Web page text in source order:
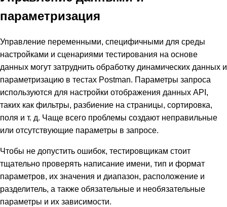
параметризация
Управление переменными, специфичными для среды
настройками и сценариями тестирования на основе
данных могут затруднить обработку динамических данных и
параметризацию в тестах Postman. Параметры запроса
используются для настройки отображения данных API,
таких как фильтры, разбиение на страницы, сортировка,
поля и т. д. Чаще всего проблемы создают неправильные
или отсутствующие параметры в запросе.
Чтобы не допустить ошибок, тестировщикам стоит
тщательно проверять написание имени, тип и формат
параметров, их значения и диапазон, расположение и
разделитель, а также обязательные и необязательные
параметры и их зависимости.